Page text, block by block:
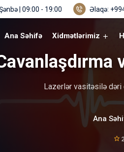
| 09:00 - 19:00 Əlaqə:
Ana Səhifə Xidmətlərimiz
Lazerlər vasitəsilə dəri
Ana